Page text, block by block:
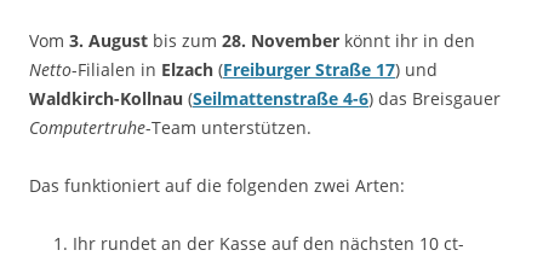
Vom 3. August bis zum 28. November könnt ihr in den
Netto-Filialen in Elzach (Freiburger Straße 17) und
Waldkirch-Kollnau (Seilmattenstraße 4-6) das Breisgauer
Computertruhe-Team unterstützen.
Das funktioniert auf die folgenden zwei Arten:
Ihr rundet an der Kasse auf den nächsten 10 ct-